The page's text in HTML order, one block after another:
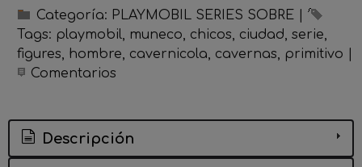
Categoría: PLAYMOBIL SERIES SOBRE
Tags: playmobil muneco chicos ciudad serie
figures
hombre cavernicola cavernas primitivo
Comentarios
Descripción